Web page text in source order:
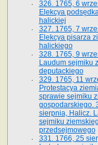
326. 1765, 6
Elekcya
halickiej
327. 1765, 7
Elekcya pisarza
halickiego
328. 1765, 9
Laudum sejmiku
deputackiego
329. 1765, 11
Protestacya
sprawie sejmiku
gospodarskiego.
sierpnia, Halicz.
sejmiku
przedsejmowego
331. 1766, 25